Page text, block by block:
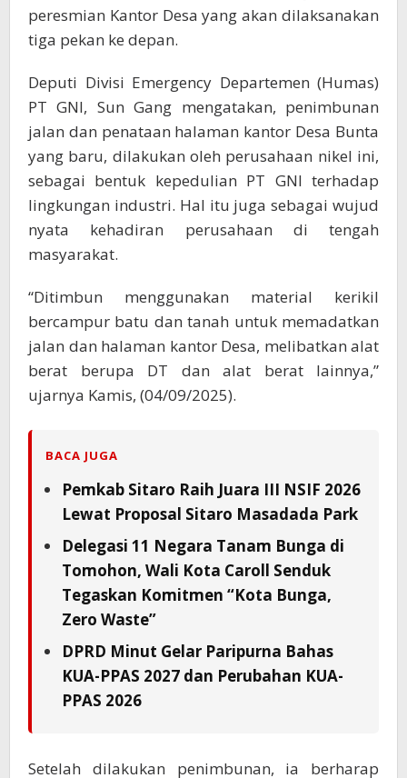
peresmian Kantor Desa yang akan dilaksanakan
tiga pekan ke depan.
Deputi Divisi Emergency Departemen (Humas)
PT GNI, Sun Gang mengatakan, penimbunan
jalan dan penataan halaman kantor Desa Bunta
yang baru, dilakukan oleh perusahaan nikel ini,
sebagai bentuk kepedulian PT GNI terhadap
lingkungan industri. Hal itu juga sebagai wujud
nyata kehadiran perusahaan di tengah
masyarakat.
“Ditimbun menggunakan material kerikil
bercampur batu dan tanah untuk memadatkan
jalan dan halaman kantor Desa, melibatkan alat
berat berupa DT dan alat berat lainnya,”
ujarnya Kamis, (04/09/2025).
BACA JUGA
Pemkab Sitaro Raih Juara III NSIF 2026
Lewat Proposal Sitaro Masadada Park
Delegasi 11 Negara Tanam Bunga di
Tomohon, Wali Kota Caroll Senduk
Tegaskan Komitmen “Kota Bunga,
Zero Waste”
DPRD Minut Gelar Paripurna Bahas
KUA-PPAS 2027 dan Perubahan KUA-
PPAS 2026
Setelah dilakukan penimbunan, ia berharap